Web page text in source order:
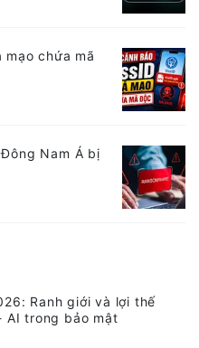
mạo chứa mã
Nam Á bị
Ranh giới và lợi thế
AI trong bảo mật